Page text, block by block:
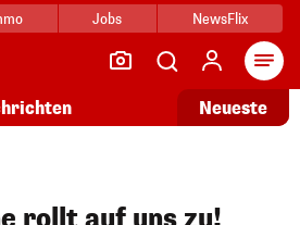
Jobs NewsFlix
Neueste